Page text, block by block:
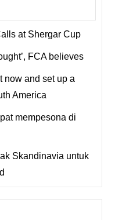
at Shergar Cup
FCA believes
now and set up a
America
mempesona di
Skandinavia untuk